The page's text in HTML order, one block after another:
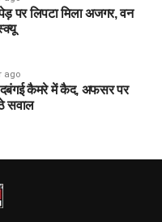
पेड़ पर लिपटा मिला अजगर, वन
ago
दबंगई कैमरे में कैद, अफसर पर
सवाल